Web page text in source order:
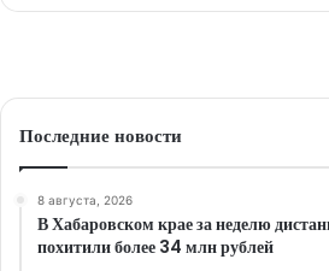
Последние новости
8 августа, 2026
В Хабаровском крае за неделю
похитили более 34 млн рублей